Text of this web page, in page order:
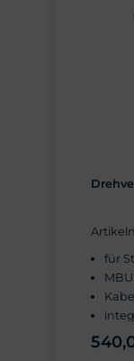
zur
für
4
für